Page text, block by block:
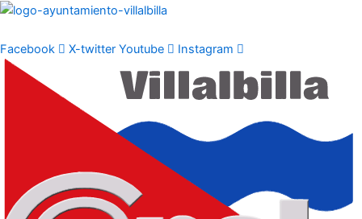
Ir
contenido
Facebook X-twitter Youtube Instagram